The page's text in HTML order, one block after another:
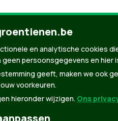
2026 | Gemaakt met
en analytische cookies
persoonsgegevens en hier
geeft, maken we ook
voorkeuren.
hieronder wijzigen. Ons